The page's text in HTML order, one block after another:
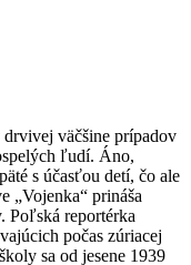
väčšine prípadov
ľudí. Áno,
s účasťou detí, čo ale
„Vojenka“ prináša
Poľská reportérka
počas zúriacej
sa od jesene 1939